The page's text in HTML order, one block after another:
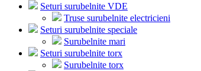
Seturi surubelnite VDE
Truse surubelnite electricieni
Seturi surubelnite speciale
Surubelnite mari
Seturi surubelnite torx
Surubelnite torx